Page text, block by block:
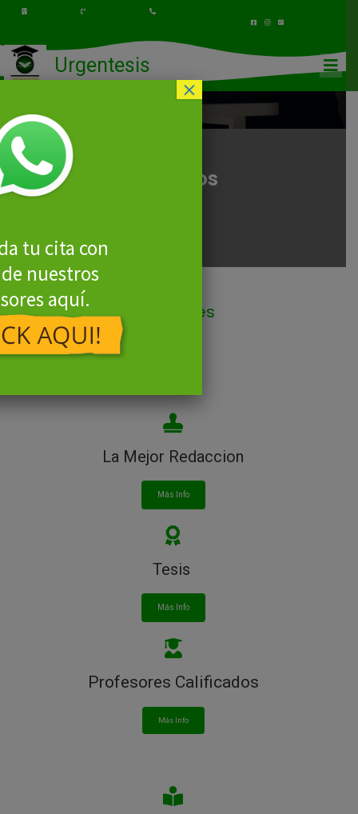
Urgentesis
Servicios
#Mira Nuestros Paquetes
Nuestras Asesorias
La Mejor Redaccion
Más Info
Tesis
Más Info
Profesores Calificados
Más Info
tu cita con
nuestros
aquí.
×